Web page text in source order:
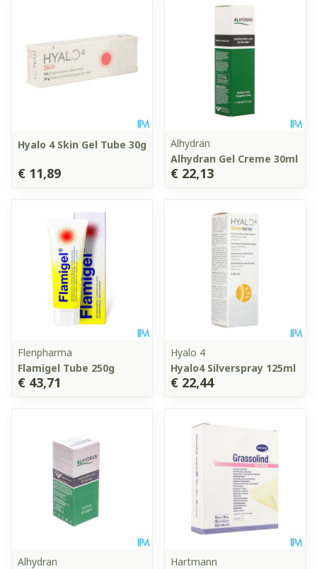
Hyalo 4 Skin Gel Tube 30g
€ 11,89
Alhydran
Alhydran Gel Creme 30ml
€ 22,13
Flenpharma
Flamigel Tube 250g
€ 43,71
Hyalo 4
Hyalo4 Silverspray 125ml
€ 22,44
Alhydran Hartmann